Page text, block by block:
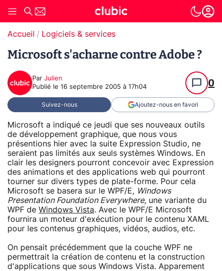
Accueil Logiciels & services
Microsoft s'acharne contre Adobe ?
Par Julien
Publié le 16 septembre 2005 à 17h04 0
Suivez-nous Ajoutez-nous en favori
Microsoft a indiqué ce jeudi que ses nouveaux outils
de développement graphique, que nous vous
présentions hier avec la suite Expression Studio, ne
seraient pas limités aux seuls systèmes Windows. En
clair les designers pourront concevoir avec Expression
des animations et des applications web qui pourront
tourner sur divers types de plate-forme. Pour cela
Microsoft se basera sur le WPF/E, Windows
Presentation Foundation Everywhere, une variante du
WPF de Windows Vista. Avec le WPF/E Microsoft
fournira un moteur d'exécution pour le contenu XAML
pour les contenus graphiques, vidéos, audios, etc.
On pensait précédemment que la couche WPF ne
permettrait la création de contenu et la construction
d'applications que sous Windows Vista. Apparement